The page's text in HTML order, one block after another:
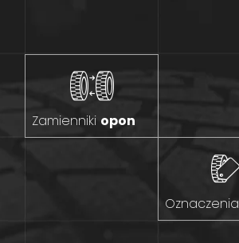
Zamienniki opon
Oznaczenia